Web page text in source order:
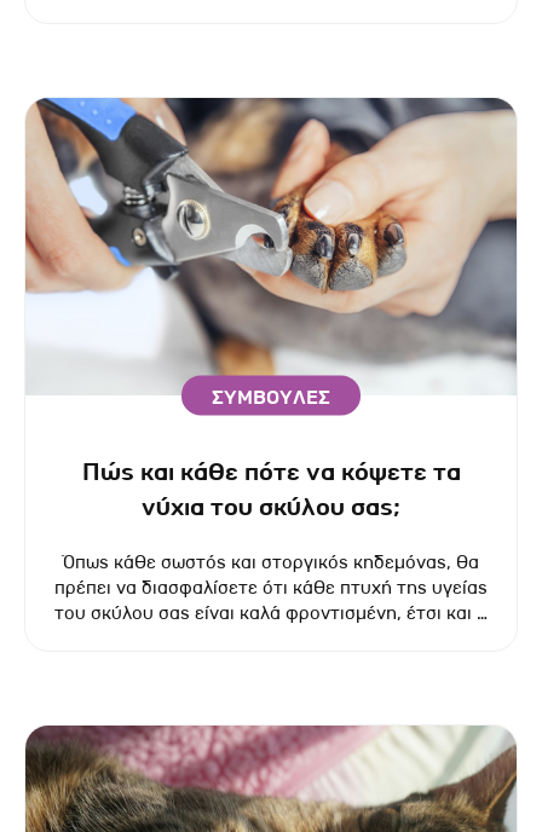
ΣΥΜΒΟΥΛΕΣ
Πώς και κάθε πότε να κόψετε τα
νύχια του σκύλου σας;
Όπως κάθε σωστός και στοργικός κηδεμόνας, θα
πρέπει να διασφαλίσετε ότι κάθε πτυχή της υγείας
του σκύλου σας είναι καλά φροντισμένη, έτσι και η